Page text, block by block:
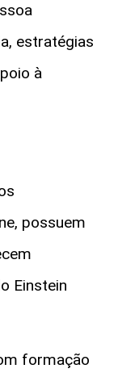
estratégias
à
possuem
Einstein
formação